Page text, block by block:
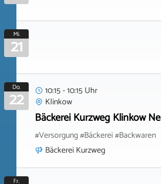
Mi.
21
Do.
22
10:15 - 10:15 Uhr
Klinkow
Bäckerei Kurzweg Klinkow
#Versorgung #Bäckerei #Backwaren
Bäckerei Kurzweg
Fr.